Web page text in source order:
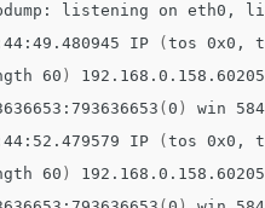
listening on eth0,
IP
( tos 0x0,
60 ) 192.168.0.158.60205
( 0 )
win
IP
( tos 0x0,
60 ) 192.168.0.158.60205